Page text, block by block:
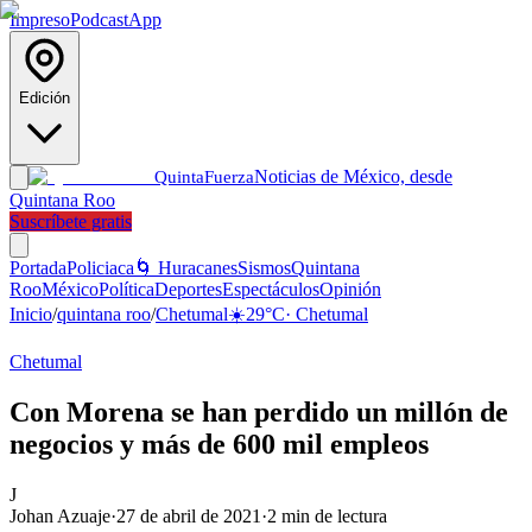
ImpresoPodcastApp
Edición
QuintaFuerzaNoticias de México, desde
Quintana Roo
Suscríbete gratis
PortadaPoliciaca 🌀 HuracanesSismosQuintana
RooMéxicoPolíticaDeportesEspectáculosOpinión
Inicio/quintana roo/Chetumal☀️29°C· Chetumal
Chetumal
Con Morena se han perdido un millón de
negocios y más de 600 mil empleos
J
Johan Azuaje·27 de abril de 2021 ·2 min de lectura